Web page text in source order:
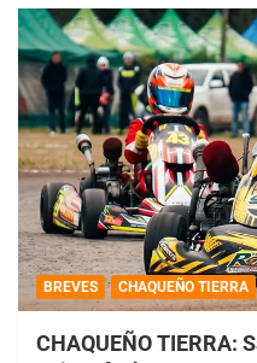
BREVES CHAQUEÑO TIERRA
CHAQUEÑO TIERRA: